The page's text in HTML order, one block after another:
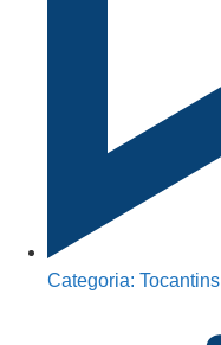
Categoria: Tocantins